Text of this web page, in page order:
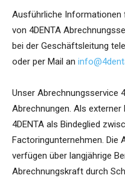
Ausführliche Informationen
von 4DENTA
bei der Geschäftsleitung
oder per Mail an
Unser Abrechnungsservice
Abrechnungen. Als
4DENTA als Bindeglied
Factoringunternehmen. Die
verfügen über langjährige
Abrechnungskraft durch